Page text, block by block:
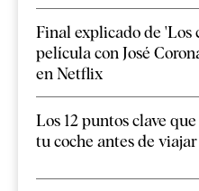
Final explicado de 'Los
película con José
en Netflix
Los 12 puntos clave
tu coche antes de viajar